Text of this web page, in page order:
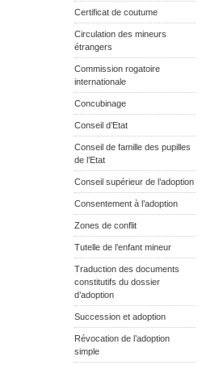
Certificat de coutume
Circulation des mineurs
étrangers
Commission rogatoire
internationale
Concubinage
Conseil d’Etat
Conseil de famille des pupilles
de l’Etat
Conseil supérieur de l’adoption
Consentement à l’adoption
Zones de conflit
Tutelle de l’enfant mineur
Traduction des documents
constitutifs du dossier
d’adoption
Succession et adoption
Révocation de l’adoption
simple